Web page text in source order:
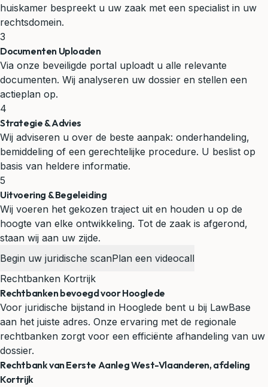
huiskamer bespreekt u uw zaak met een specialist in uw
rechtsdomein.
3
Documenten Uploaden
Via onze beveiligde portal uploadt u alle relevante
documenten. Wij analyseren uw dossier en stellen een
actieplan op.
4
Strategie & Advies
Wij adviseren u over de beste aanpak: onderhandeling,
bemiddeling of een gerechtelijke procedure. U beslist op
basis van heldere informatie.
5
Uitvoering & Begeleiding
Wij voeren het gekozen traject uit en houden u op de
hoogte van elke ontwikkeling. Tot de zaak is afgerond,
staan wij aan uw zijde.
Begin uw juridische scanPlan een videocall
Rechtbanken Kortrijk
Rechtbanken bevoegd voor Hooglede
Voor juridische bijstand in Hooglede bent u bij LawBase
aan het juiste adres. Onze ervaring met de regionale
rechtbanken zorgt voor een efficiënte afhandeling van uw
dossier.
Rechtbank van Eerste Aanleg West-Vlaanderen, afdeling
Kortrijk